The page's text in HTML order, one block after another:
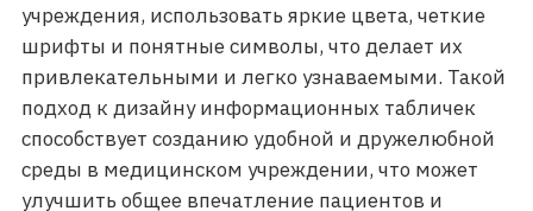
учреждения, использовать яркие цвета, четкие
шрифты и понятные символы, что делает их
привлекательными и легко узнаваемыми. Такой
подход к дизайну информационных табличек
способствует созданию удобной и дружелюбной
среды в медицинском учреждении, что может
улучшить общее впечатление пациентов и